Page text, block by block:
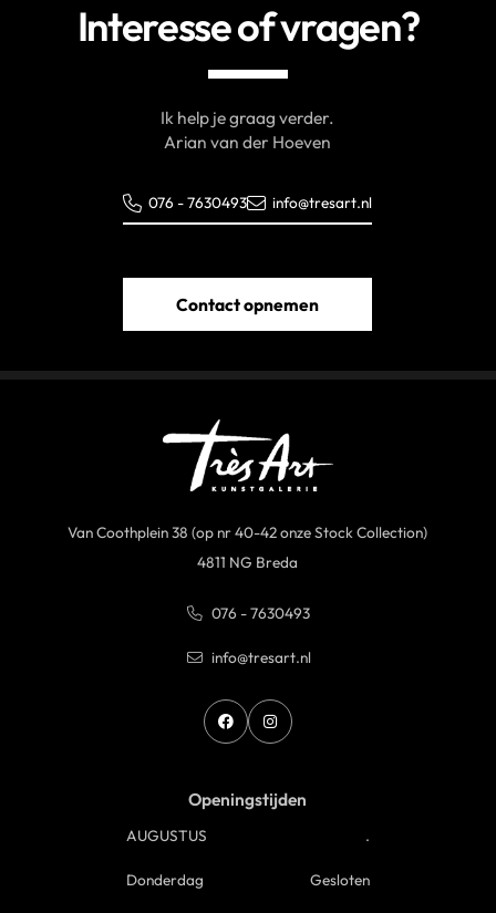
Interesse of vragen?
Ik help je graag verder.
Arian van der Hoeven
076 - 7630493 info@tresart.nl
Contact opnemen
Van Coothplein 38 (op nr 40-42 onze Stock Collection)
4811 NG Breda
076 - 7630493
info@tresart.nl
Openingstijden
AUGUSTUS .
Donderdag Gesloten